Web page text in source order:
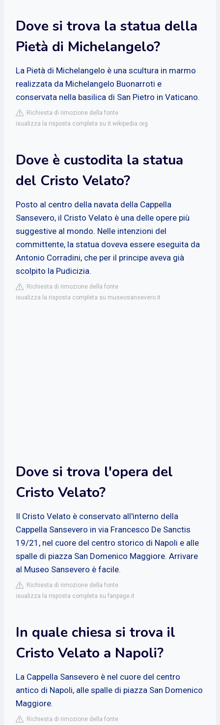
Dove si trova la statua della
Pietà di Michelangelo?
La Pietà di Michelangelo è una scultura in marmo
realizzata da Michelangelo Buonarroti e
conservata nella basilica di San Pietro in Vaticano.
Richiesta di rimozione della fonte
isualizza la risposta completa su it.wikipedia.org
Dove è custodita la statua
del Cristo Velato?
Posto al centro della navata della Cappella
Sansevero, il Cristo Velato è una delle opere più
suggestive al mondo. Nelle intenzioni del
committente, la statua doveva essere eseguita da
Antonio Corradini, che per il principe aveva già
scolpito la Pudicizia.
Richiesta di rimozione della fonte
isualizza la risposta completa su museosansevero.it
Dove si trova l'opera del
Cristo Velato?
Il Cristo Velato è conservato all'interno della
Cappella Sansevero in via Francesco De Sanctis
19/21, nel cuore del centro storico di Napoli e alle
spalle di piazza San Domenico Maggiore. Arrivare
al Museo Sansevero è facile.
Richiesta di rimozione della fonte
isualizza la risposta completa su fanpage.it
In quale chiesa si trova il
Cristo Velato a Napoli?
La Cappella Sansevero è nel cuore del centro
antico di Napoli, alle spalle di piazza San Domenico
Maggiore.
Richiesta di rimozione della fonte